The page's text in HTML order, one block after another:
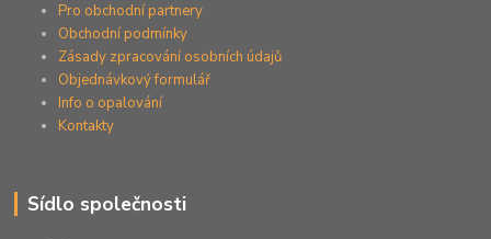
Pro obchodní partnery
Obchodní podmínky
Zásady zpracování osobních údajů
Objednávkový formulář
Info o opalování
Kontakty
Sídlo společnosti